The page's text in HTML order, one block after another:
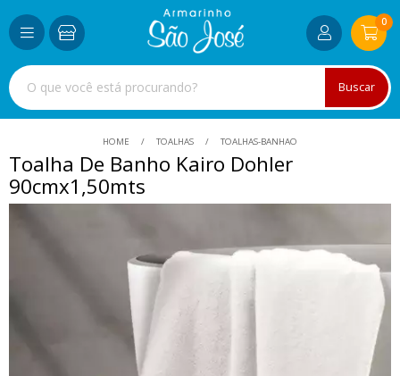
Buscar
0
HOME TOALHAS TOALHAS-BANHAO
Toalha De Banho Kairo Dohler
90cmx1,50mts